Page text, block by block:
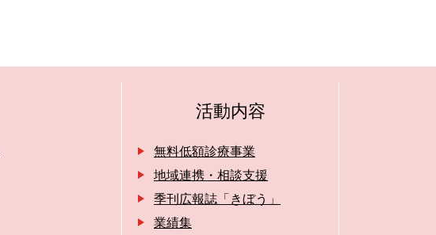
活動内容
無料低額診療事業
地域連携・相談支援
季刊広報誌「きぼう」
業績集